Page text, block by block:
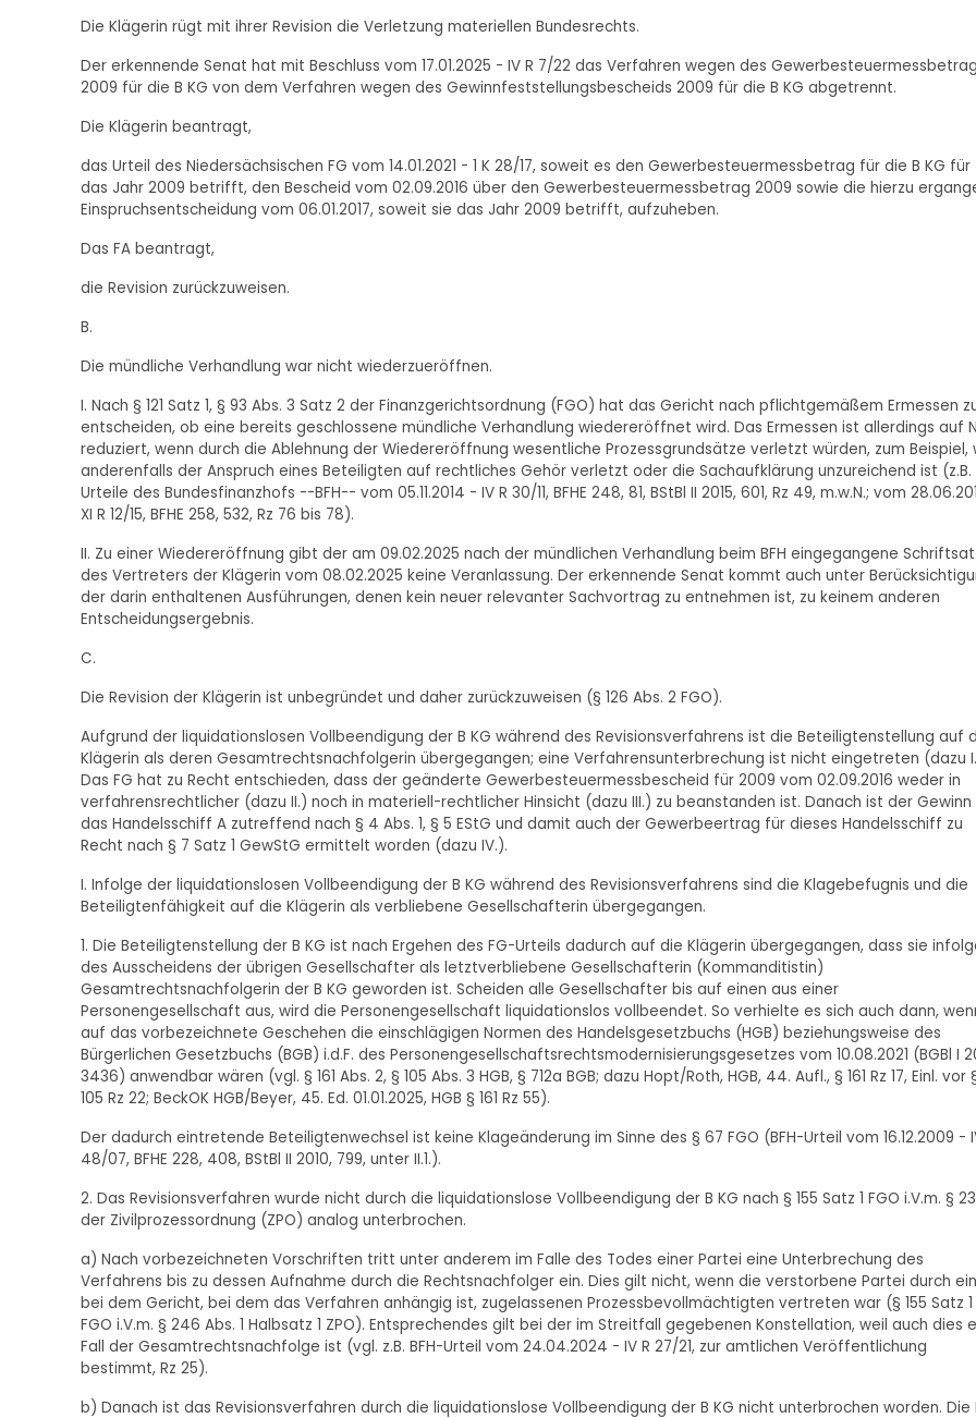
Die Klägerin rügt mit ihrer Revision die Verletzung materiellen Bundesrechts.
Der erkennende Senat hat mit Beschluss vom 17.01.2025 - IV R 7/22 das Verfahren wegen des
2009 für die B KG von dem Verfahren wegen des Gewinnfeststellungsbescheids 2009 für die B KG abgetrennt.
Die Klägerin beantragt,
das Urteil des Niedersächsischen FG vom 14.01.2021 - 1 K 28/17, soweit es den Gewerbesteuermessbetrag für die B KG für
das Jahr 2009 betrifft, den Bescheid vom 02.09.2016 über den Gewerbesteuermessbetrag 2009 sowie die hierzu
Einspruchsentscheidung vom 06.01.2017, soweit sie das Jahr 2009 betrifft, aufzuheben.
Das FA beantragt,
die Revision zurückzuweisen.
B.
Die mündliche Verhandlung war nicht wiederzueröffnen.
I. Nach § 121 Satz 1, § 93 Abs. 3 Satz 2 der Finanzgerichtsordnung (FGO) hat das Gericht nach pflichtgemäßem Ermessen
entscheiden, ob eine bereits geschlossene mündliche Verhandlung wiedereröffnet wird. Das Ermessen ist allerdings auf
reduziert, wenn durch die Ablehnung der Wiedereröffnung wesentliche Prozessgrundsätze verletzt würden, zum Beispiel,
anderenfalls der Anspruch eines Beteiligten auf rechtliches Gehör verletzt oder die Sachaufklärung unzureichend ist (z.B.
Urteile des Bundesfinanzhofs --BFH-- vom 05.11.2014 - IV R 30/11, BFHE 248, 81, BStBl II 2015, 601, Rz 49, m.w.N.; vom
XI R 12/15, BFHE 258, 532, Rz 76 bis 78).
II. Zu einer Wiedereröffnung gibt der am 09.02.2025 nach der mündlichen Verhandlung beim BFH eingegangene
des Vertreters der Klägerin vom 08.02.2025 keine Veranlassung. Der erkennende Senat kommt auch unter
der darin enthaltenen Ausführungen, denen kein neuer relevanter Sachvortrag zu entnehmen ist, zu keinem anderen
Entscheidungsergebnis.
C.
Die Revision der Klägerin ist unbegründet und daher zurückzuweisen (§ 126 Abs. 2 FGO).
Aufgrund der liquidationslosen Vollbeendigung der B KG während des Revisionsverfahrens ist die Beteiligtenstellung auf
Klägerin als deren Gesamtrechtsnachfolgerin übergegangen; eine Verfahrensunterbrechung ist nicht eingetreten (dazu
Das FG hat zu Recht entschieden, dass der geänderte Gewerbesteuermessbescheid für 2009 vom 02.09.2016 weder in
verfahrensrechtlicher (dazu II.) noch in materiell-rechtlicher Hinsicht (dazu III.) zu beanstanden ist. Danach ist der
das Handelsschiff A zutreffend nach § 4 Abs. 1, § 5 EStG und damit auch der Gewerbeertrag für dieses Handelsschiff zu
Recht nach § 7 Satz 1 GewStG ermittelt worden (dazu IV.).
I. Infolge der liquidationslosen Vollbeendigung der B KG während des Revisionsverfahrens sind die Klagebefugnis und die
Beteiligtenfähigkeit auf die Klägerin als verbliebene Gesellschafterin übergegangen.
1. Die Beteiligtenstellung der B KG ist nach Ergehen des FG-Urteils dadurch auf die Klägerin übergegangen, dass sie
des Ausscheidens der übrigen Gesellschafter als letztverbliebene Gesellschafterin (Kommanditistin)
Gesamtrechtsnachfolgerin der B KG geworden ist. Scheiden alle Gesellschafter bis auf einen aus einer
Personengesellschaft aus, wird die Personengesellschaft liquidationslos vollbeendet. So verhielte es sich auch dann,
auf das vorbezeichnete Geschehen die einschlägigen Normen des Handelsgesetzbuchs (HGB) beziehungsweise des
Bürgerlichen Gesetzbuchs (BGB) i.d.F. des Personengesellschaftsrechtsmodernisierungsgesetzes vom 10.08.2021 (BGBl I
3436) anwendbar wären (vgl. § 161 Abs. 2, § 105 Abs. 3 HGB, § 712a BGB; dazu Hopt/Roth, HGB, 44. Aufl., § 161 Rz 17, Einl. vor
105 Rz 22; BeckOK HGB/Beyer, 45. Ed. 01.01.2025, HGB § 161 Rz 55).
Der dadurch eintretende Beteiligtenwechsel ist keine Klageänderung im Sinne des § 67 FGO (BFH-Urteil vom 16.12.2009 -
48/07, BFHE 228, 408, BStBl II 2010, 799, unter II.1.).
2. Das Revisionsverfahren wurde nicht durch die liquidationslose Vollbeendigung der B KG nach § 155 Satz 1 FGO i.V.m. §
der Zivilprozessordnung (ZPO) analog unterbrochen.
a) Nach vorbezeichneten Vorschriften tritt unter anderem im Falle des Todes einer Partei eine Unterbrechung des
Verfahrens bis zu dessen Aufnahme durch die Rechtsnachfolger ein. Dies gilt nicht, wenn die verstorbene Partei durch
bei dem Gericht, bei dem das Verfahren anhängig ist, zugelassenen Prozessbevollmächtigten vertreten war (§ 155 Satz 1
FGO i.V.m. § 246 Abs. 1 Halbsatz 1 ZPO). Entsprechendes gilt bei der im Streitfall gegebenen Konstellation, weil auch dies
Fall der Gesamtrechtsnachfolge ist (vgl. z.B. BFH-Urteil vom 24.04.2024 - IV R 27/21, zur amtlichen Veröffentlichung
bestimmt, Rz 25).
b) Danach ist das Revisionsverfahren durch die liquidationslose Vollbeendigung der B KG nicht unterbrochen worden. Die